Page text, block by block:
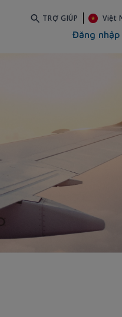
TRỢ GIÚP Việt
Đăng nhập